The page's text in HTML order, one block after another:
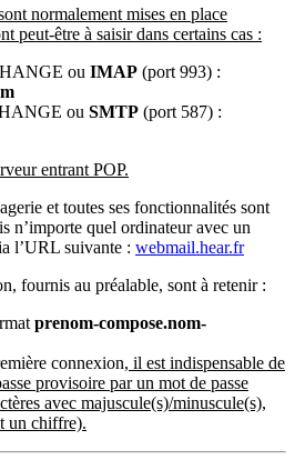
normalement mises en place
peut-être à saisir dans certains cas :
ou IMAP (port 993) :
ou SMTP (port 587) :
entrant POP.
et toutes ses fonctionnalités sont
n’importe quel ordinateur avec un
l’URL suivante : webmail.hear.fr
fournis au préalable, sont à retenir :
prenom-compose.nom-
connexion, il est indispensable de
provisoire par un mot de passe
avec majuscule(s)/minuscule(s),
un chiffre).